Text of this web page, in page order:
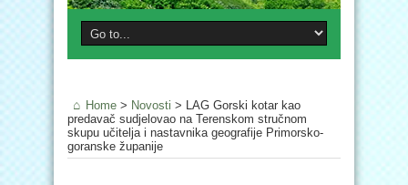
Home > Novosti > LAG Gorski kotar kao
predavač sudjelovao na Terenskom stručnom
skupu učitelja i nastavnika geografije Primorsko-
goranske županije